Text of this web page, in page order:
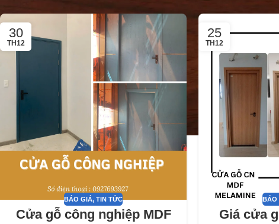
30
TH12
BÁO GIÁ, TIN TỨC
Cửa gỗ công nghiệp MDF
25
TH12
BÁO
Giá cửa